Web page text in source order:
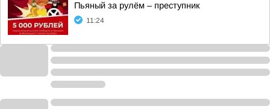
Пьяный за рулём – преступник
11:24